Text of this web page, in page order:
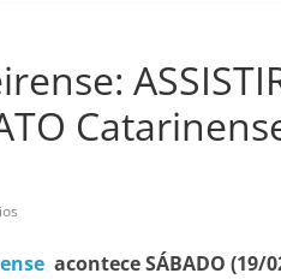
acontece SÁBADO (19/